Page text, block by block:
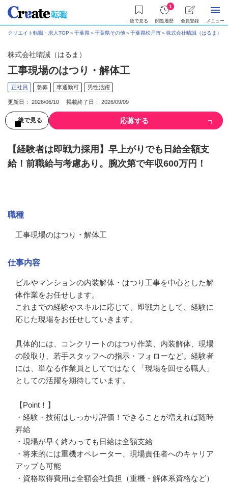
後で見る
1
閲覧履歴 会員登録 メニュー
クリエイト転職・求人TOP ＞千葉県＞千葉県その他＞千葉県松戸市＞株式会社晴誠（はるま）
株式会社晴誠（はるま）
工事現場のはつり・解体工
正社員 急募 車通勤可 男性活躍
更新日： 2026/06/10 掲載終了日： 2026/09/09
後で見る 応募する
【経験者は即戦力採用】早上がりでも日給全額支
給！前職給与考慮あり。腕次第で年収600万円！
職種
工事現場のはつり・解体工
仕事内容
ビルやマンションの内装解体・はつり工事を中心とした解
体作業をお任せします。
これまでの経験やスキルに応じて、即戦力として、経験に
応じた現場をお任せしていきます。
具体的には、コンクリートのはつり作業、内装解体、現場
の段取り、若手スタッフへの指示・フォローなど。経験者
には、単なる作業員としてではなく「現場を回せる職人」
としての活躍を期待しています。
【Point！】
・経験・技術はしっかり評価！できることが増えれば随時
昇給
・現場が早く終わっても日給は全額支給
・将来的には重機オペレーター、現場責任者へのキャリア
アップも可能
・資格取得費用は全額会社負担（重機・解体系資格など）